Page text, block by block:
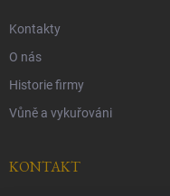
Kontakty
O nás
Historie firmy
Vůně a vykuřováni
KONTAKT